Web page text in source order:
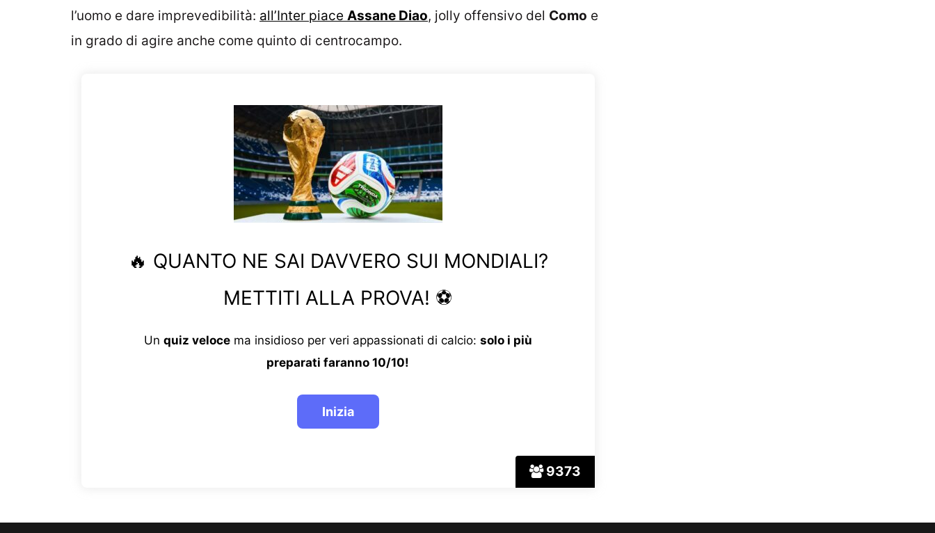
l’uomo e dare imprevedibilità: all’Inter piace Assane Diao, jolly offensivo del Como e
in grado di agire anche come quinto di centrocampo.
9373
🔥 QUANTO NE SAI DAVVERO SUI MONDIALI?
METTITI ALLA PROVA! ⚽
Un quiz velocema insidioso per veri appassionati di calcio: solo i più
preparati faranno 10/10!